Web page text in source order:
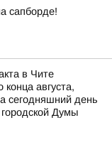
сапборде!
в Чите
августа,
сегодняшний день
Думы